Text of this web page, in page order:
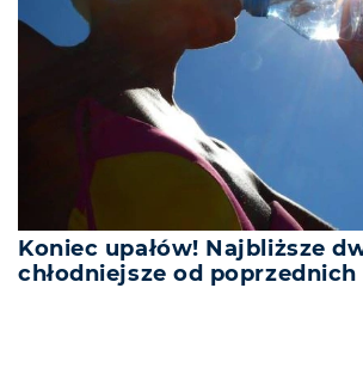
Koniec upałów! Najbliższe
chłodniejsze od poprzednich